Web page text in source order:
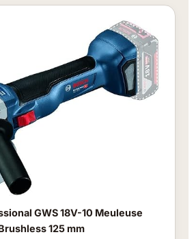
GWS 18V-10 Meuleuse
125 mm